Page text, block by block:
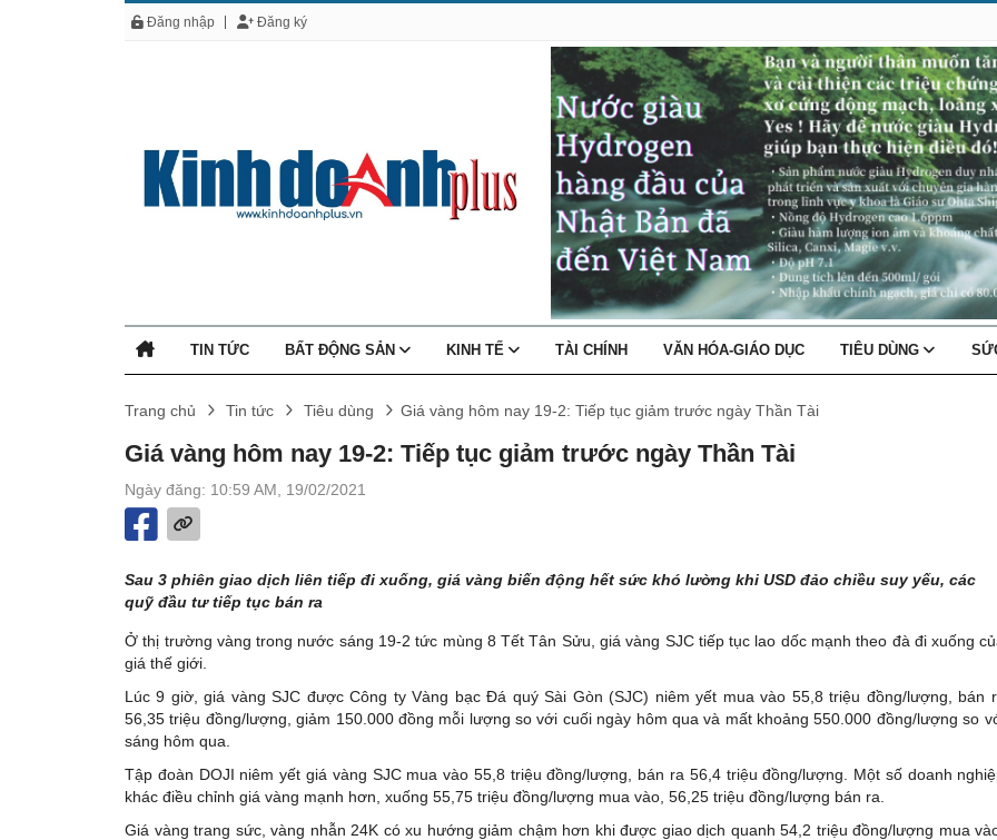
Đăng nhập Đăng ký
TIN TỨC BẤT ĐỘNG SẢN KINH TẾ TÀI CHÍNH VĂN HÓA-GIÁO DỤC TIÊU DÙNG
Trang chủ Tin tức Tiêu dùng Giá vàng hôm nay 19-2: Tiếp tục giảm trước ngày Thần Tài
Giá vàng hôm nay 19-2: Tiếp tục giảm trước ngày Thần Tài
Ngày đăng: 10:59 AM, 19/02/2021
Sau 3 phiên giao dịch liên tiếp đi xuống, giá vàng biến động hết sức khó lường khi USD đảo chiều suy yếu, các
quỹ đầu tư tiếp tục bán ra
Ở thị trường vàng trong nước sáng 19-2 tức mùng 8 Tết Tân Sửu, giá vàng SJC tiếp tục lao dốc mạnh theo đà đi xuống
giá thế giới.
Lúc 9 giờ, giá vàng SJC được Công ty Vàng bạc Đá quý Sài Gòn (SJC) niêm yết mua vào 55,8 triệu đồng/lượng, bán
56,35 triệu đồng/lượng, giảm 150.000 đồng mỗi lượng so với cuối ngày hôm qua và mất khoảng 550.000 đồng/lượng so
sáng hôm qua.
Tập đoàn DOJI niêm yết giá vàng SJC mua vào 55,8 triệu đồng/lượng, bán ra 56,4 triệu đồng/lượng. Một số doanh
khác điều chỉnh giá vàng mạnh hơn, xuống 55,75 triệu đồng/lượng mua vào, 56,25 triệu đồng/lượng bán ra.
Giá vàng trang sức, vàng nhẫn 24K có xu hướng giảm chậm hơn khi được giao dịch quanh 54,2 triệu đồng/lượng mua